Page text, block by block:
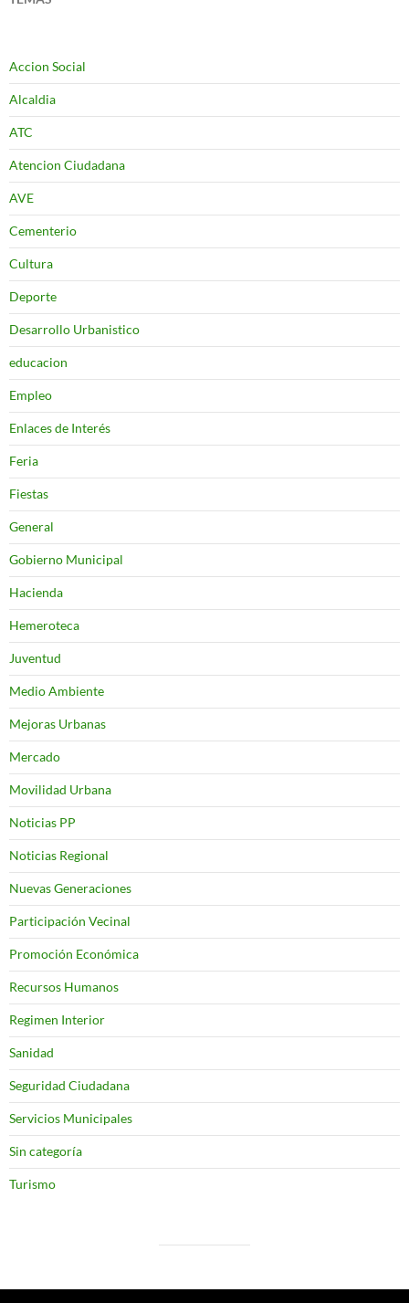
Accion Social
Alcaldia
ATC
Atencion Ciudadana
AVE
Cementerio
Cultura
Deporte
Desarrollo Urbanistico
educacion
Empleo
Enlaces de Interés
Feria
Fiestas
General
Gobierno Municipal
Hacienda
Hemeroteca
Juventud
Medio Ambiente
Mejoras Urbanas
Mercado
Movilidad Urbana
Noticias PP
Noticias Regional
Nuevas Generaciones
Participación Vecinal
Promoción Económica
Recursos Humanos
Regimen Interior
Sanidad
Seguridad Ciudadana
Servicios Municipales
Sin categoría
Turismo